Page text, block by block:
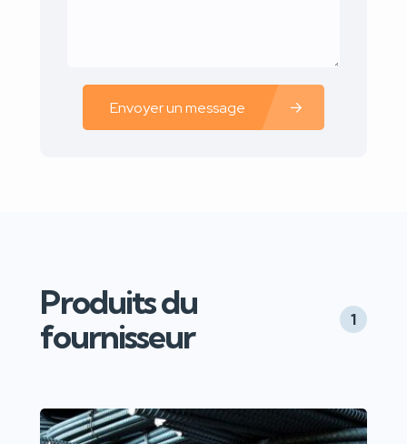
Envoyer un message
Produits du
fournisseur
1